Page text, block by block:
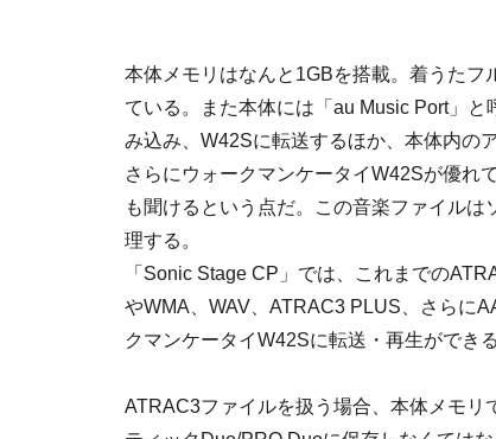
本体メモリはなんと1GBを搭載。着うた
ている。また本体には「au Music Port」
み込み、W42Sに転送するほか、本体内の
さらにウォークマンケータイW42Sが優れ
も聞けるという点だ。この音楽ファイル
理する。
「Sonic Stage CP」では、これまでの
やWMA、WAV、ATRAC3 PLUS、さらに
クマンケータイW42Sに転送・再生ができる
ATRAC3ファイルを扱う場合、本体メモリ